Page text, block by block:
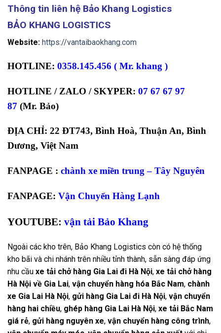
Thông tin liên hệ Bảo Khang Logistics
BẢO KHANG LOGISTICS
Website: https://vantaibaokhang.com
HOTLINE: 0358.145.456 ( Mr. khang )
HOTLINE / ZALO / SKYPER: 07 67 67 97
87 (Mr. Bảo)
ĐỊA CHỈ: 22 ĐT743, Bình Hoà, Thuận An, Bình
Dương, Việt Nam
FANPAGE : chành xe miền trung – Tây Nguyên
FANPAGE: Vận Chuyển Hàng Lạnh
YOUTUBE: vận tải Bảo Khang
Ngoài các kho trên, Bảo Khang Logistics còn có hệ thống
kho bãi và chi nhánh trên nhiều tỉnh thành, sẵn sàng đáp ứng
nhu cầu xe tải chở hàng Gia Lai đi Hà Nội, xe tải chở hàng
Hà Nội về Gia Lai, vận chuyển hàng hóa Bắc Nam, chành
xe Gia Lai Hà Nội, gửi hàng Gia Lai đi Hà Nội, vận chuyển
hàng hai chiều, ghép hàng Gia Lai Hà Nội, xe tải Bắc Nam
giá rẻ, gửi hàng nguyên xe, vận chuyển hàng công trình,